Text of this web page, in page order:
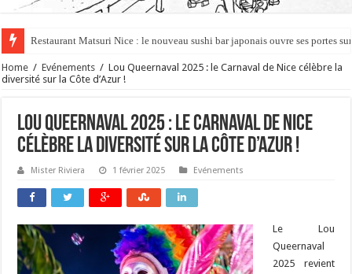
Rüya à Cannes : le restaurant éphémère de l’Hôtel Carlton pour un
Home / Evénements / Lou Queernaval 2025 : le Carnaval de Nice célèbre la
diversité sur la Côte d’Azur !
Lou Queernaval 2025 : le Carnaval de Nice
célèbre la diversité sur la Côte d’Azur !
Mister Riviera 1 février 2025 Evénements
Le Lou
Queernaval
2025 revient